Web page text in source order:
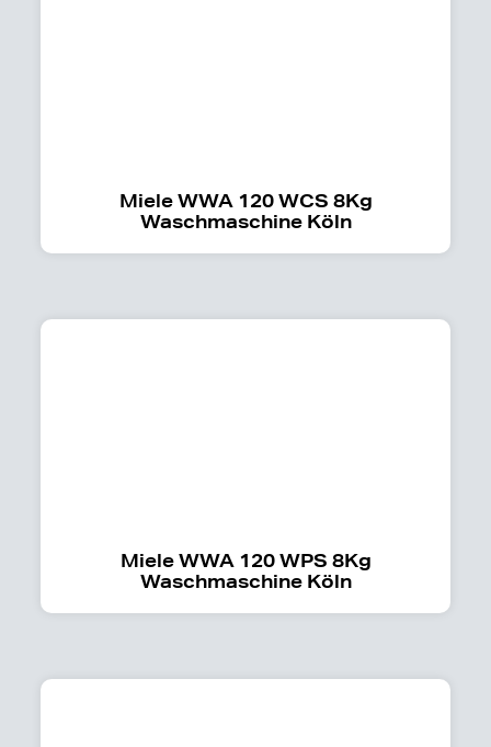
Miele WWA 120 WCS 8Kg
Waschmaschine Köln
Miele WWA 120 WPS 8Kg
Waschmaschine Köln